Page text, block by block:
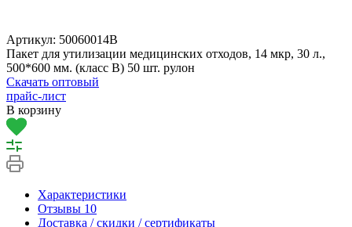
Артикул: 50060014В
Пакет для утилизации медицинских отходов, 14 мкр, 30 л.,
500*600 мм. (класс В) 50 шт. рулон
Скачать оптовый
прайс-лист
В корзину
Характеристики
Отзывы 10
Доставка / скидки / сертификаты